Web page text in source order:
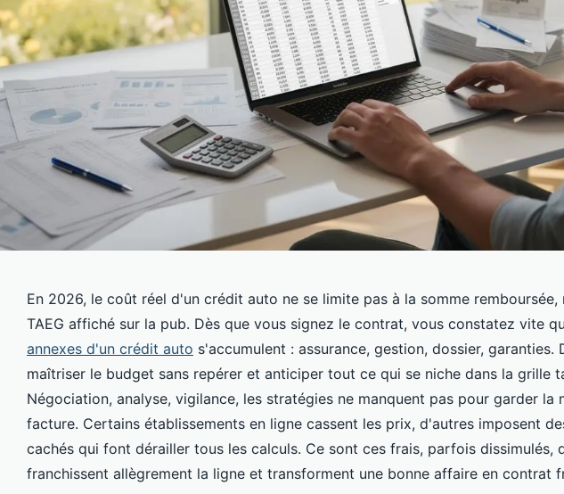
En 2026, le coût réel d'un crédit auto ne se limite pas à la somme remboursée,
TAEG affiché sur la pub. Dès que vous signez le contrat, vous constatez vite
annexes d'un crédit auto s'accumulent : assurance, gestion, dossier, garanties.
maîtriser le budget sans repérer et anticiper tout ce qui se niche dans la grille
Négociation, analyse, vigilance, les stratégies ne manquent pas pour garder la
facture. Certains établissements en ligne cassent les prix, d'autres imposent
cachés qui font dérailler tous les calculs. Ce sont ces frais, parfois dissimulés,
franchissent allègrement la ligne et transforment une bonne affaire en contrat